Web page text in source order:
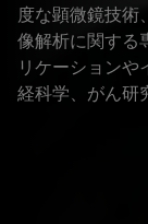
度な顕微鏡技術
像解析に関する
リケーションや
経科学、がん研